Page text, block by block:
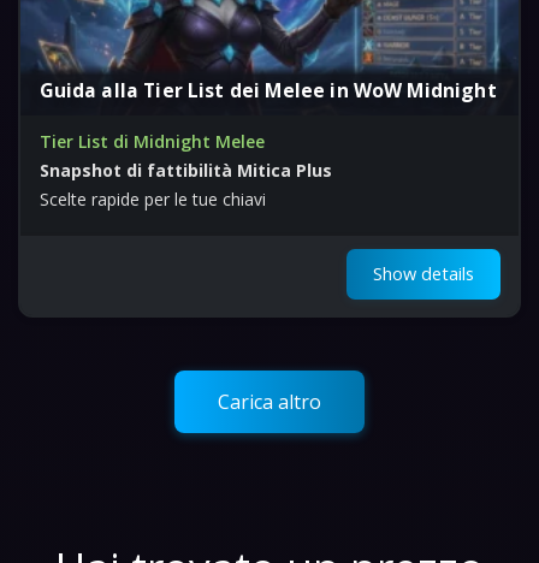
Guida alla Tier List dei Melee in WoW Midnight
Tier List di Midnight Melee
Snapshot di fattibilità Mitica Plus
Scelte rapide per le tue chiavi
Show details
Carica altro